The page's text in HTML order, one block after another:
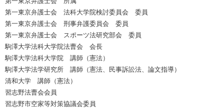
第一東京弁護士会 法科大学院検討委員会 委員
第一東京弁護士会 刑事弁護委員会 委員
第一東京弁護士会 スポーツ法研究部会 委員
駒澤大学法科大学院法曹会 会長
駒澤大学法科大学院 講師（憲法）
駒澤大学法学研究所 講師（憲法、民事訴訟法、論文指導）
清和大学 講師（憲法）
習志野法曹会会員
習志野市空家等対策協議会委員